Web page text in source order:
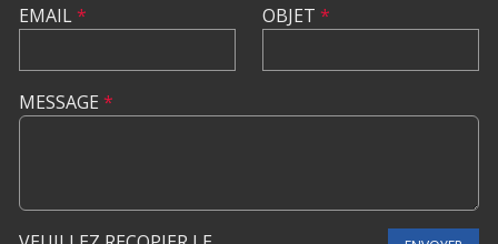
EMAIL* OBJET *
MESSAGE *